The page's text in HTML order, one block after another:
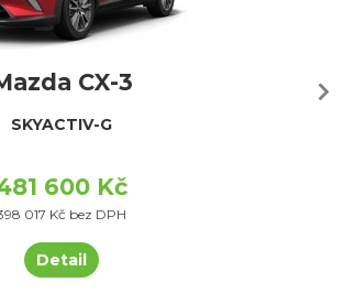
CX-3
SKYACTIV-G
600 Kč
017 Kč bez DPH
Detail